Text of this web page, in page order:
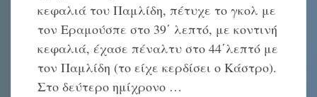
κεφαλιά του Παμλίδη, πέτυχε το γκολ με
τον Εραμούσπε στο 39΄ λεπτό, με κοντινή
κεφαλιά, έχασε πέναλτυ στο 44΄λεπτό με
τον Παμλίδη (το είχε κερδίσει ο Κάστρο).
Στο δεύτερο ημίχρονο …